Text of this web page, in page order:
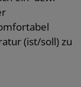
(ist/soll) zu